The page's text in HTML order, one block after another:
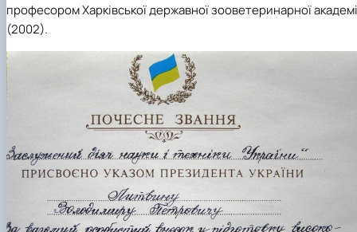
професором Харківської державної зооветеринарної
(2002).